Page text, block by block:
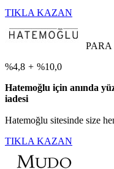
TIKLA KAZAN
%4,8 + %10,0
Hatemoğlu için anında
iadesi
Hatemoğlu sitesinde size
TIKLA KAZAN